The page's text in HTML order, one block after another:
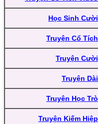
Học Sinh Cười
Truyện Cổ Tích
Truyện Cười
Truyện Dài
Truyện Học Trò
Truyện Kiếm Hiệp